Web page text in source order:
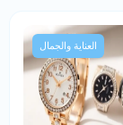
العناية والجمال